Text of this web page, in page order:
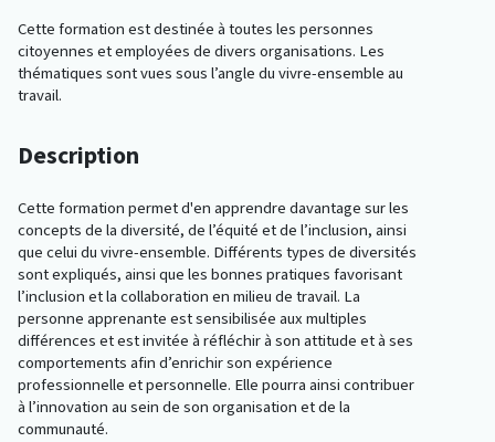
Cette formation est destinée à toutes les personnes
citoyennes et employées de divers organisations. Les
thématiques sont vues sous l’angle du vivre-ensemble au
travail.
Description
Cette formation permet d'en apprendre davantage sur les
concepts de la diversité, de l’équité et de l’inclusion, ainsi
que celui du vivre-ensemble. Différents types de diversités
sont expliqués, ainsi que les bonnes pratiques favorisant
l’inclusion et la collaboration en milieu de travail. La
personne apprenante est sensibilisée aux multiples
différences et est invitée à réfléchir à son attitude et à ses
comportements afin d’enrichir son expérience
professionnelle et personnelle. Elle pourra ainsi contribuer
à l’innovation au sein de son organisation et de la
communauté.